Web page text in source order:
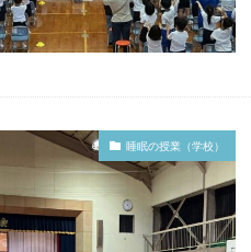
睡眠の授業（学校）